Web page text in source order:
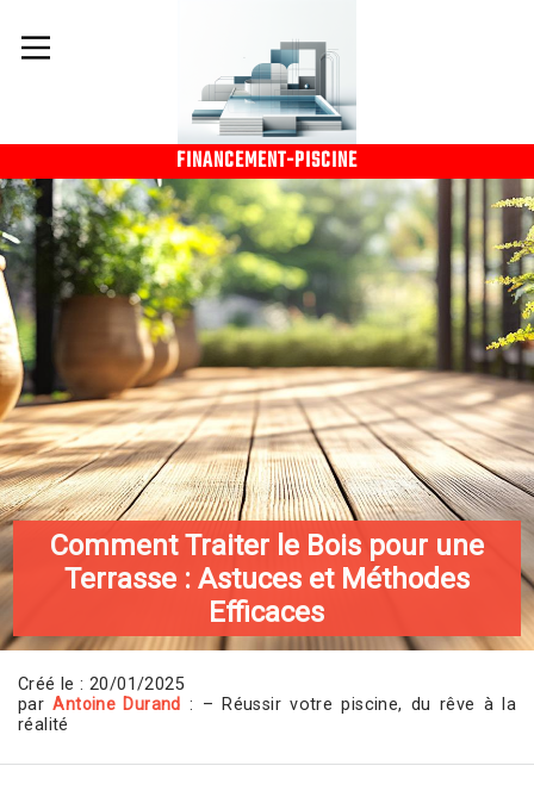
FINANCEMENT-PISCINE
Comment Traiter le Bois pour une
Terrasse : Astuces et Méthodes
Efficaces
Créé le : 20/01/2025
parAntoine Durand : – Réussir votre piscine, du rêve à la
réalité